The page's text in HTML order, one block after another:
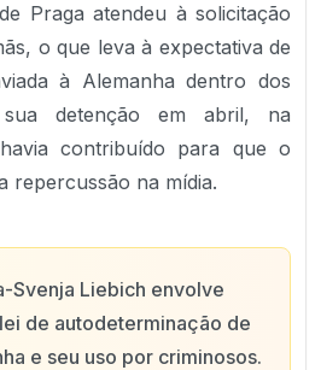
Praga atendeu à solicitação
o que leva à expectativa de
à Alemanha dentro dos
detenção em abril, na
contribuído para que o
repercussão na mídia.
Svenja Liebich envolve
de autodeterminação de
e seu uso por criminosos.